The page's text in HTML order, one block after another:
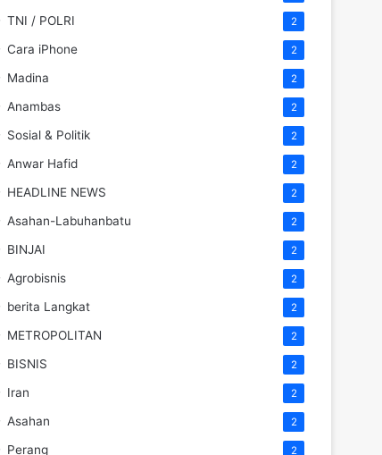
TNI / POLRI 2
Cara iPhone 2
Madina 2
Anambas 2
Sosial & Politik 2
Anwar Hafid 2
HEADLINE NEWS 2
Asahan-Labuhanbatu 2
BINJAI 2
Agrobisnis 2
berita Langkat 2
METROPOLITAN 2
BISNIS 2
Iran 2
Asahan 2
Perang 2